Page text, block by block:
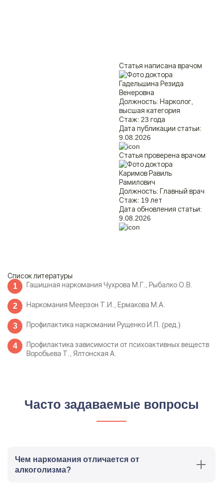
Статья написана врачом
Гадельшина Резида
Венеровна
Должность: Нарколог,
высшая категория
Стаж: 23 года
Дата публикации статьи:
9.08.2026
Статья проверена врачом
Каримов Равиль
Рамилович
Должность: Главный врач
Стаж: 19 лет
Дата обновления статьи:
9.08.2026
Список литературы
Гашишная наркомания Чухрова М.Г., Рыбалко О.В.
Наркомания Меерзон Т.И., Ермакова М.А.
Профилактика наркомании Рущенко И.П. (ред.)
Профилактика зависимости от психоактивных веществ
Воробьева Т., Ялтонская А.
Часто задаваемые вопросы
Чем наркомания отличается от
алкоголизма?